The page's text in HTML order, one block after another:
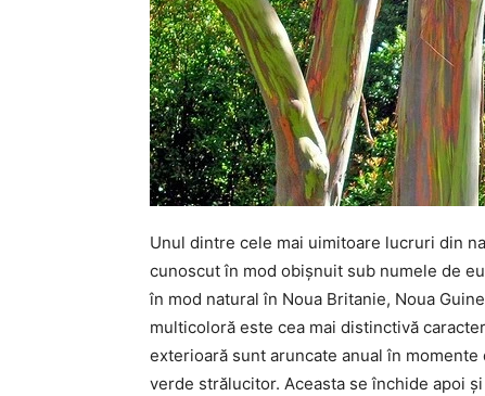
Unul dintre cele mai uimitoare lucruri din
cunoscut în mod obișnuit sub numele de
în mod natural în Noua Britanie, Noua
multicoloră este cea mai distinctivă
exterioară sunt aruncate anual în
verde strălucitor. Aceasta se închide apoi